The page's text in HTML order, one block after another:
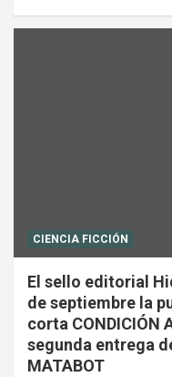
CIENCIA FICCIÓN
El sello editorial
de septiembre la
corta CONDICIÓN
segunda entrega
MATABOT